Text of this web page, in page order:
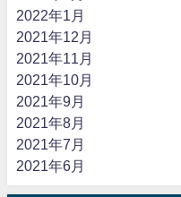
2022年1月
2021年12月
2021年11月
2021年10月
2021年9月
2021年8月
2021年7月
2021年6月